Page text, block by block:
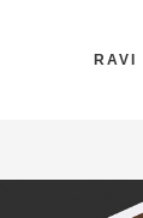
RAVI